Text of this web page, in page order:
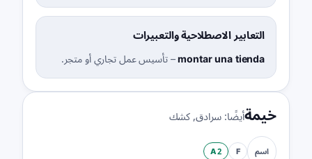
التعابير الاصطلاحية والتعبيرات
montar una tienda
–تأسيس عمل تجاري أو متجر.
خيمةأيضًا:سرادق,كشك
اسم F
A2